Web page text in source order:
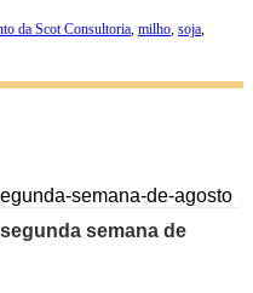
da Scot Consultoria, milho, soja,
semana de